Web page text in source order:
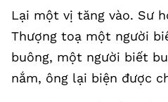
Lại một vị tăng vào. Sư
Thượng toạ một người
buông, một người biết
nắm, ông lại biện được